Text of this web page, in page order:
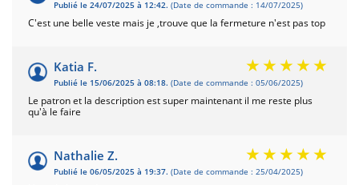
Publié le 24/07/2025 à 12:42. (Date de commande : 14/07/2025)
C'est une belle veste mais je ,trouve que la fermeture n'est pas top
Katia F.
Publié le 15/06/2025 à 08:18. (Date de commande : 05/06/2025)
Le patron et la description est super maintenant il me reste plus
qu'à le faire
Nathalie Z.
Publié le 06/05/2025 à 19:37. (Date de commande : 25/04/2025)